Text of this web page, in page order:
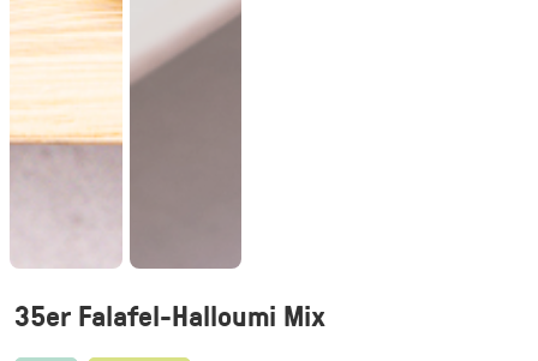
35er Falafel-Halloumi Mix
vegetarisch
20 knusprige Halloumi Sticks im Fadenteig
knusprige Halloumi Fries mit Basilikum Pesto
·Fingerfood,
ab 30,00 € für 20 ×